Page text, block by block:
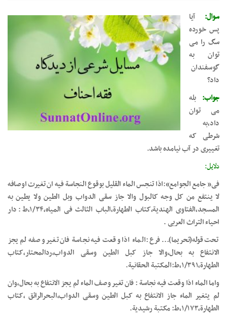
سوال:
آیا
پس خورده
سگ را می
توان به
گوسفندان
داد؟
جواب: بله
می توان
داد،به
شرطی که
تغییری در آب نیامده باشد.
دلایل:
فی« جامع الجوامع»:اذا تنجس الماء القلیل بوقوع النجاسة فیه ان تغیرت اوصافه
لا ینتفع من کل وجه کالبول والا جاز سقی الدواب وبل الطین ولا یطین به
المسجد،الفتاوی الهندیة،کتاب الطهارة،الباب الثالث فی المیاه،۱/۳۴،ط: دار
احیاء التراث العربی .
تحت قوله(تحریما)…فرع :الماء اذا وقعت فیه نجاسة فان تغیر وصفه لم یجز
الانتفاع به بحال،والا جاز کبل الطین وسقی الدواب،ردالمحتار،کتاب
الطهارة،۱/۳۹۱،ط:المکتبة الحقانیة.
واما الماء اذا وقعت فیه نجاسة : فان تغیر وصف الماء لم یجز الانتفاع به بحال،وان
لم یتغیر الماء جاز الانتفاع به کبل الطین وسقی الدواب،البحرالرائق ،کتاب
الطهارة،۱/۱۷۳،ط: مکتبة رشیدیة.